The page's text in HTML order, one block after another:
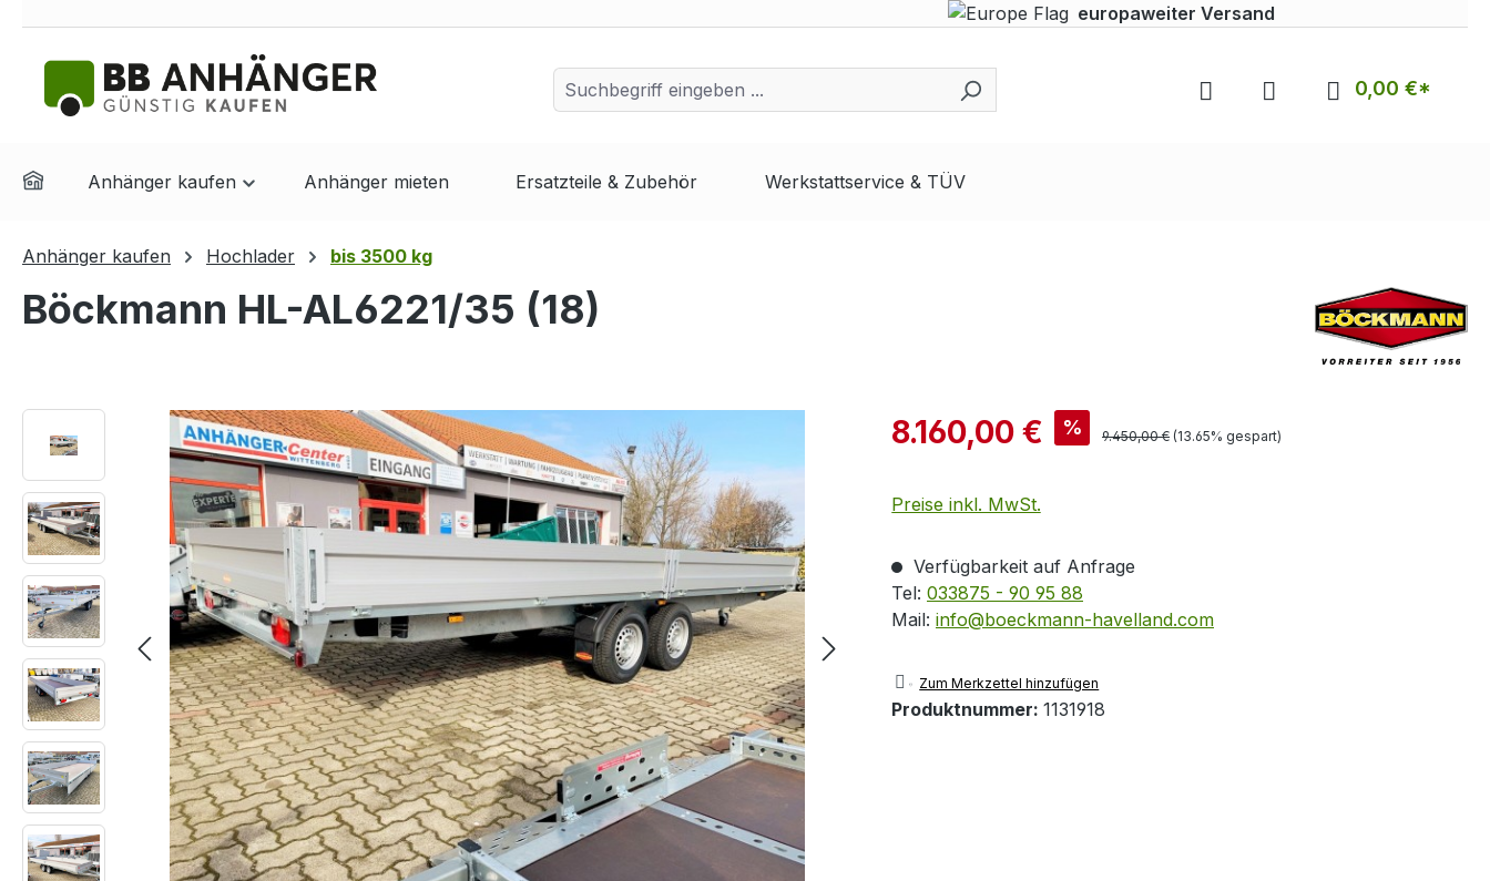
Zur Hauptnavigation springen
europaweiter Versand
0,00 €*
Anhänger kaufen Anhänger mieten Ersatzteile & Zubehör Werkstattservice & TÜV
Anhänger kaufen Hochlader bis 3500 kg
Böckmann HL-AL6221/35 (18)
Bildergalerie überspringen 8.160,00 € % 9.450,00 € (13.65% gespart)
Preise inkl. MwSt.
Verfügbarkeit auf Anfrage
Tel: 033875 - 90 95 88
Mail: info@boeckmann-havelland.com
Zum Merkzettel hinzufügen
Produktnummer: 1131918